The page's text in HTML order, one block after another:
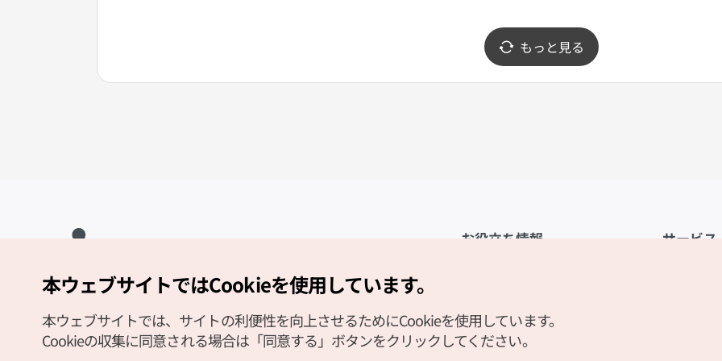
もっと見る
お役立ち情報
観光資料ダウンロード
デジタルブック／電子書籍
サービス
Copyright (c) Korea Tourism Organization All Rights Reserved.
サイトエラー報告
公式メール
本ウェブサイトではCookieを使用しています。
本ウェブサイトでは、サイトの利便性を向上させるためにCookieを使用しています。
Cookieの収集に同意される場合は「同意する」ボタンをクリックしてください。